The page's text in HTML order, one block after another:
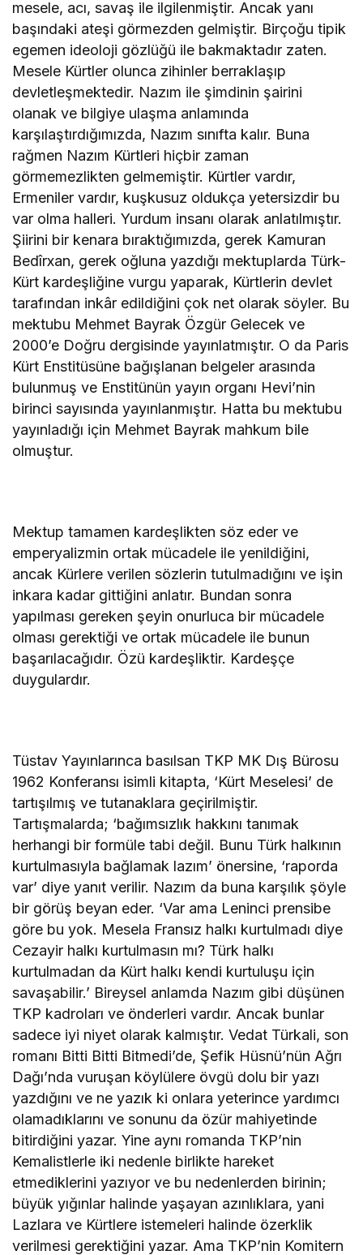
mesele, acı, savaş ile ilgilenmiştir. Ancak yanı
başındaki ateşi görmezden gelmiştir. Birçoğu tipik
egemen ideoloji gözlüğü ile bakmaktadır zaten.
Mesele Kürtler olunca zihinler berraklaşıp
devletleşmektedir. Nazım ile şimdinin şairini
olanak ve bilgiye ulaşma anlamında
karşılaştırdığımızda, Nazım sınıfta kalır. Buna
rağmen Nazım Kürtleri hiçbir zaman
görmemezlikten gelmemiştir. Kürtler vardır,
Ermeniler vardır, kuşkusuz oldukça yetersizdir bu
var olma halleri. Yurdum insanı olarak anlatılmıştır.
Şiirini bir kenara bıraktığımızda, gerek Kamuran
Bedîrxan, gerek oğluna yazdığı mektuplarda Türk-
Kürt kardeşliğine vurgu yaparak, Kürtlerin devlet
tarafından inkâr edildiğini çok net olarak söyler. Bu
mektubu Mehmet Bayrak Özgür Gelecek ve
2000’e Doğru dergisinde yayınlatmıştır. O da Paris
Kürt Enstitüsüne bağışlanan belgeler arasında
bulunmuş ve Enstitünün yayın organı Hevi’nin
birinci sayısında yayınlanmıştır. Hatta bu mektubu
yayınladığı için Mehmet Bayrak mahkum bile
olmuştur.
Mektup tamamen kardeşlikten söz eder ve
emperyalizmin ortak mücadele ile yenildiğini,
ancak Kürlere verilen sözlerin tutulmadığını ve işin
inkara kadar gittiğini anlatır. Bundan sonra
yapılması gereken şeyin onurluca bir mücadele
olması gerektiği ve ortak mücadele ile bunun
başarılacağıdır. Özü kardeşliktir. Kardeşçe
duygulardır.
Tüstav Yayınlarınca basılsan TKP MK Dış Bürosu
1962 Konferansı isimli kitapta, ‘Kürt Meselesi’ de
tartışılmış ve tutanaklara geçirilmiştir.
Tartışmalarda; ‘bağımsızlık hakkını tanımak
herhangi bir formüle tabi değil. Bunu Türk halkının
kurtulmasıyla bağlamak lazım’ önersine, ‘raporda
var’ diye yanıt verilir. Nazım da buna karşılık şöyle
bir görüş beyan eder. ‘Var ama Leninci prensibe
göre bu yok. Mesela Fransız halkı kurtulmadı diye
Cezayir halkı kurtulmasın mı? Türk halkı
kurtulmadan da Kürt halkı kendi kurtuluşu için
savaşabilir.’ Bireysel anlamda Nazım gibi düşünen
TKP kadroları ve önderleri vardır. Ancak bunlar
sadece iyi niyet olarak kalmıştır. Vedat Türkali, son
romanı Bitti Bitti Bitmedi’de, Şefik Hüsnü’nün Ağrı
Dağı’nda vuruşan köylülere övgü dolu bir yazı
yazdığını ve ne yazık ki onlara yeterince yardımcı
olamadıklarını ve sonunu da özür mahiyetinde
bitirdiğini yazar. Yine aynı romanda TKP’nin
Kemalistlerle iki nedenle birlikte hareket
etmediklerini yazıyor ve bu nedenlerden birinin;
büyük yığınlar halinde yaşayan azınlıklara, yani
Lazlara ve Kürtlere istemeleri halinde özerklik
verilmesi gerektiğini yazar. Ama TKP’nin Komitern